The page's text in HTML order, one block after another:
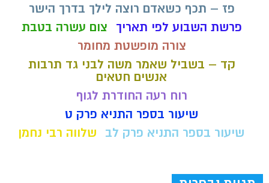
פז – תכף כשאדם רוצה לילך בדרך הישר
פרשת השבוע לפי תאריך
צום עשרה בטבת
צורה מופשטת מחומר
קד – בשביל שאמר משה לבני גד תרבות
אנשים חטאים
רוח רעה החודרת לגוף
שיעור בספר התניא פרק ט
שיעור בספר התניא פרק לב
שלווה רבי נחמן